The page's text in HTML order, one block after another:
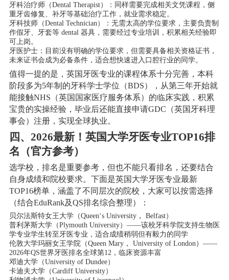
牙科治疗师（Dental Therapist）：同样需要完成相关文凭课程，侧
重牙齿修复、补牙等基础治疗工作，就业需求稳定。
牙科技师（Dental Technician）：无需太高的学位要求，主要负责制
作假牙、牙套等 dental 器具，需要经过专业培训，积累相关经验即
可上岗。
牙医护士：目前没有明确的学位要求，但需要具备相关资格证书，
未来证书会成为必备条件，适合想快速进入口腔行业的同学。
值得一提的是，英国牙医专业的课程体系十分完善，本科
阶段多为5年制的牙科学士学位（BDS），从第三年开始就
能接触NHS（英国国家医疗服务体系）的临床实践，积累
宝贵的实操经验，毕业后还能直接申请GDC（英国牙科理
事会）注册，实现全球执业。
四、2026最新！英国大学牙医专业TOP16排
名（官方参考）
选学校，排名是重要参考，但也不能只看排名，还要结合
自身成绩和院校要求。下面是英国大学牙医专业最新
TOP16榜单，涵盖了不同层次的院校，大家可以按需选择
（结合EduRank及QS排名综合整理）：
贝尔法斯特女王大学（Queen‘s University， Belfast）
普利茅斯大学（Plymouth University）——该校牙科学院支持生物医
学专业学生转至牙医专业，适合成绩稍弱但有毅力的同学
伦敦大学玛丽女王学院（Queen Mary， University of London）——
2026年QS世界牙医排名全球第12，临床资源丰富
邓迪大学（University of Dundee）
卡迪夫大学（Cardiff University）